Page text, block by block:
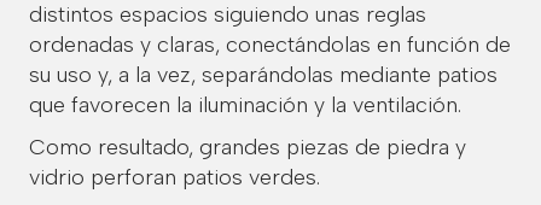
distintos espacios siguiendo unas reglas
ordenadas y claras, conectándolas en función de
su uso y, a la vez, separándolas mediante patios
que favorecen la iluminación y la ventilación.
Como resultado, grandes piezas de piedra y
vidrio perforan patios verdes.